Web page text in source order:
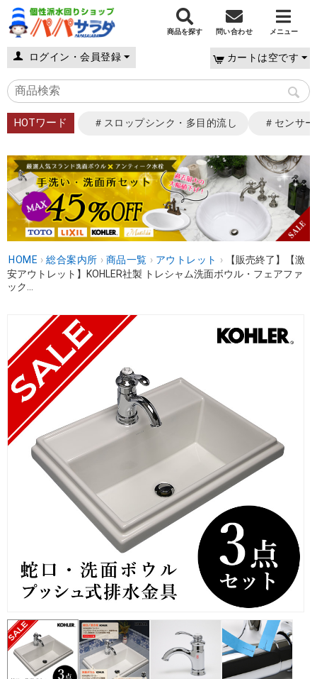
商品を探す 問い合わせ メニュー
ログイン・会員登録 カートは空です
HOTワード ＃スロップシンク・多目的流し ＃センサ
HOME › 総合案内所 › 商品一覧 › アウトレット ›
【販売終了】【激
安アウトレット】KOHLER社製 トレシャム洗面ボウル・フェアファ
ック...